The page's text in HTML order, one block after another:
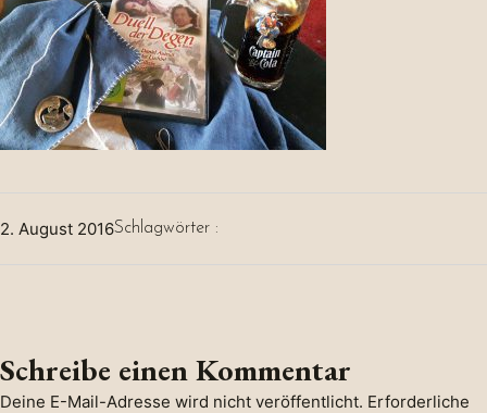
2. August 2016Schlagwörter :
Schreibe einen Kommentar
Deine E-Mail-Adresse wird nicht veröffentlicht. Erforderliche